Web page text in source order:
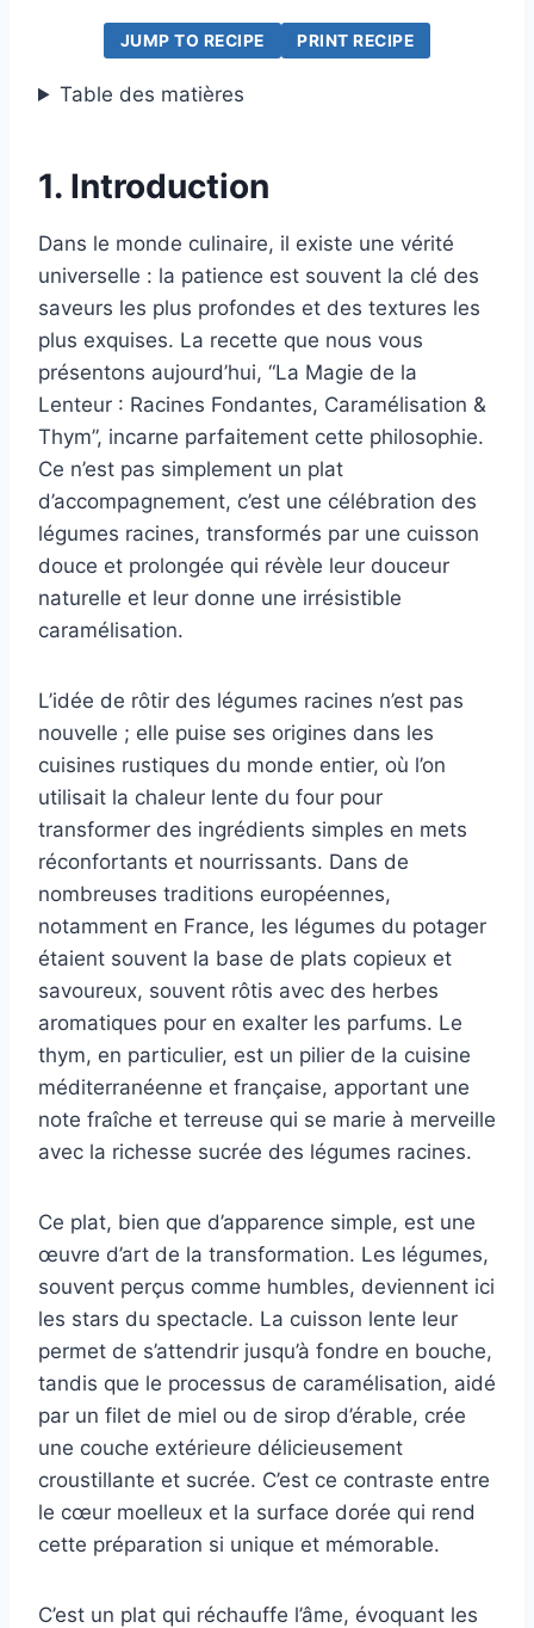
JUMP TO RECIPE PRINT RECIPE
Table des matières
1. Introduction
Dans le monde culinaire, il existe une vérité
universelle : la patience est souvent la clé des
saveurs les plus profondes et des textures les
plus exquises. La recette que nous vous
présentons aujourd’hui, “La Magie de la
Lenteur : Racines Fondantes, Caramélisation &
Thym”, incarne parfaitement cette philosophie.
Ce n’est pas simplement un plat
d’accompagnement, c’est une célébration des
légumes racines, transformés par une cuisson
douce et prolongée qui révèle leur douceur
naturelle et leur donne une irrésistible
caramélisation.
L’idée de rôtir des légumes racines n’est pas
nouvelle ; elle puise ses origines dans les
cuisines rustiques du monde entier, où l’on
utilisait la chaleur lente du four pour
transformer des ingrédients simples en mets
réconfortants et nourrissants. Dans de
nombreuses traditions européennes,
notamment en France, les légumes du potager
étaient souvent la base de plats copieux et
savoureux, souvent rôtis avec des herbes
aromatiques pour en exalter les parfums. Le
thym, en particulier, est un pilier de la cuisine
méditerranéenne et française, apportant une
note fraîche et terreuse qui se marie à merveille
avec la richesse sucrée des légumes racines.
Ce plat, bien que d’apparence simple, est une
œuvre d’art de la transformation. Les légumes,
souvent perçus comme humbles, deviennent ici
les stars du spectacle. La cuisson lente leur
permet de s’attendrir jusqu’à fondre en bouche,
tandis que le processus de caramélisation, aidé
par un filet de miel ou de sirop d’érable, crée
une couche extérieure délicieusement
croustillante et sucrée. C’est ce contraste entre
le cœur moelleux et la surface dorée qui rend
cette préparation si unique et mémorable.
C’est un plat qui réchauffe l’âme, évoquant les